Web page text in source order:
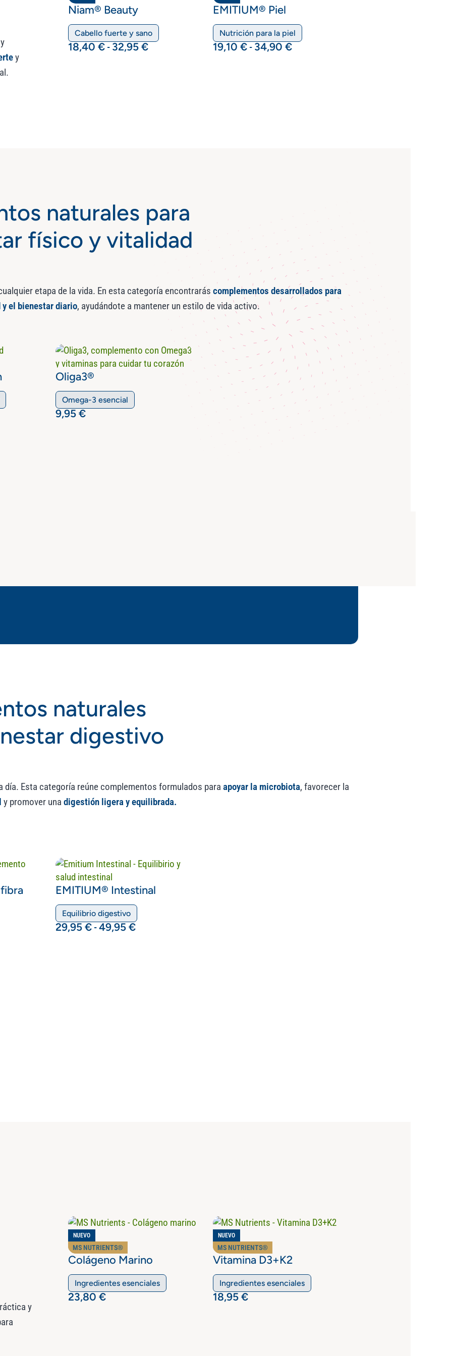
y
Niam® Beauty
Cabello fuerte y sano
18,40 € - 32,95 €
EMITIUM® Piel
Nutrición para la piel
19,10€ - 34,90€
naturales para
físico y vitalidad
etapa de la vida. En esta categoría encontrarás complementos desarrollados para
el bienestar diario, ayudándote a mantener un estilo de vida activo.
Oliga3®
Omega-3 esencial
9,95 €
naturales
digestivo
Esta categoría reúne complementos formulados para apoyar la microbiota, favorecer la
y promover una digestión ligera y equilibrada.
EMITIUM® Intestinal
Equilibrio digestivo
29,95 € -49,95 €
y
NUEVO
MS NUTRIENTS®
Colágeno Marino
Ingredientes esenciales
23,80 €
NUEVO
MS NUTRIENTS®
Vitamina D3+K2
Ingredientes esenciales
18,95€